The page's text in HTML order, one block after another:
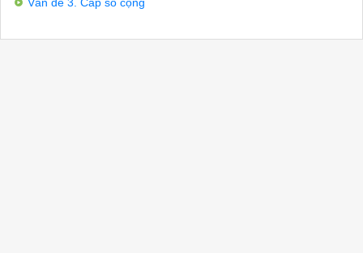
'360
Vấn đề 3. Cấp số cộng